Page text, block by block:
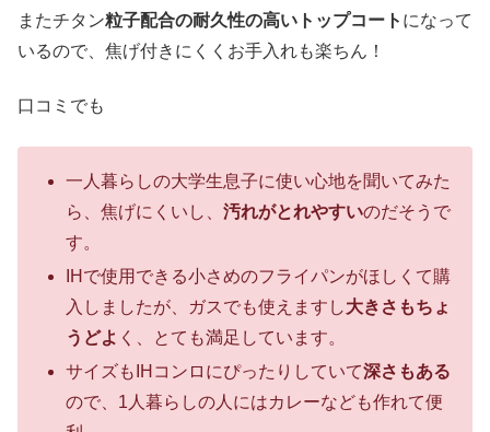
またチタン粒子配合の耐久性の高いトップコート になって
いるので、焦げ付きにくくお手入れも楽ちん！
口コミでも
一人暮らしの大学生息子に使い心地を聞いてみた
ら、焦げにくいし、汚れがとれやすいのだそうで
す。
IHで使用できる小さめのフライパンがほしくて購
入しましたが、ガスでも使えますし大きさもちょ
うどよ く、とても満足しています。
サイズもIHコンロにぴったりしていて深さもある
ので、1人暮らしの人にはカレーなども作れて便